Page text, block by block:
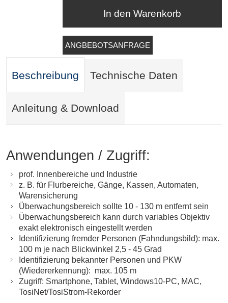
In den Warenkorb
ANGBEBOTSANFRAGE
Beschreibung Technische Daten
Anleitung & Download
Anwendungen / Zugriff:
prof. Innenbereiche und Industrie
z. B. für Flurbereiche, Gänge, Kassen, Automaten,
Warensicherung
Überwachungsbereich sollte 10 - 130 m entfernt sein
Überwachungsbereich kann durch variables Objektiv
exakt elektronisch eingestellt werden
Identifizierung fremder Personen (Fahndungsbild): max.
100 m je nach Blickwinkel 2,5 - 45 Grad
Identifizierung bekannter Personen und PKW
(Wiedererkennung): max. 105 m
Zugriff: Smartphone, Tablet, Windows10-PC, MAC,
TosiNet/TosiStrom-Rekorder